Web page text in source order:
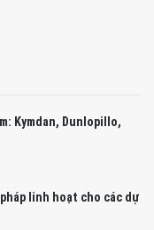
Kymdan, Dunlopillo,
linh hoạt cho các dự